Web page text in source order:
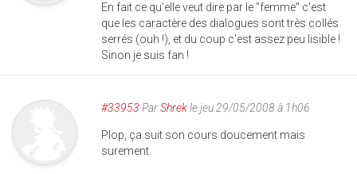
En fait ce qu'elle veut dire par le "femme" c'est
que les caractère des dialogues sont très collés
serrés (ouh !), et du coup c'est assez peu lisible !
Sinon je suis fan !
#33953 ParShrekle jeu 29/05/2008 à 1h06
Plop, ça suit son cours doucement mais
surement.